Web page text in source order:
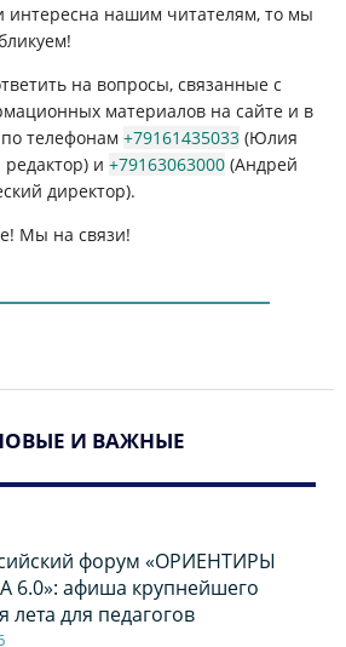
интересна нашим читателям, то мы
на вопросы, связанные с
материалов на сайте и в
телефонам +79161435033 (Юлия
и +79163063000 (Андрей
директор).
Мы на связи!
И ВАЖНЫЕ
форум «ОРИЕНТИРЫ
6.0»: афиша крупнейшего
лета для педагогов